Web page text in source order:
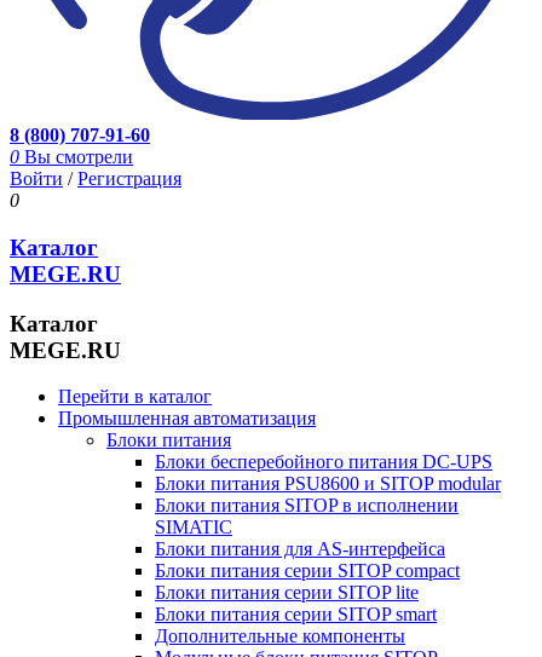
8 (800) 707-91-60
0 Вы смотрели
Войти /Регистрация
0
Каталог
MEGE.RU
Каталог
MEGE.RU
Перейти в каталог
Промышленная автоматизация
Блоки питания
Блоки бесперебойного питания DC-UPS
Блоки питания PSU8600 и SITOP modular
Блоки питания SITOP в исполнении
SIMATIC
Блоки питания для AS-интерфейса
Блоки питания серии SITOP compact
Блоки питания серии SITOP lite
Блоки питания серии SITOP smart
Дополнительные компоненты